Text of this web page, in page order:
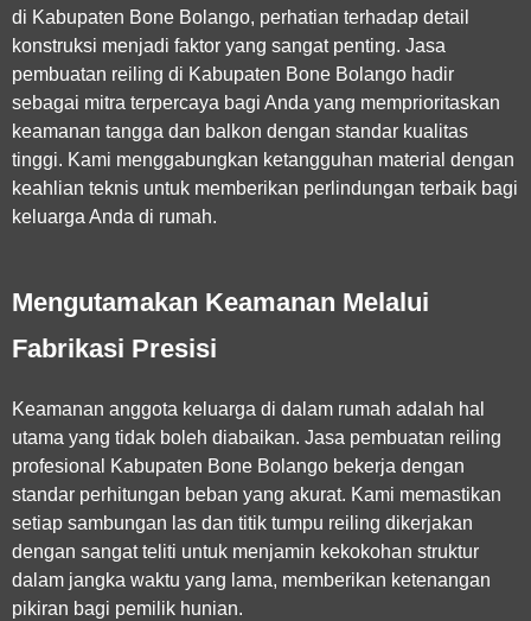
di Kabupaten Bone Bolango, perhatian terhadap detail
konstruksi menjadi faktor yang sangat penting. Jasa
pembuatan reiling di Kabupaten Bone Bolango hadir
sebagai mitra terpercaya bagi Anda yang memprioritaskan
keamanan tangga dan balkon dengan standar kualitas
tinggi. Kami menggabungkan ketangguhan material dengan
keahlian teknis untuk memberikan perlindungan terbaik bagi
keluarga Anda di rumah.
Mengutamakan Keamanan Melalui
Fabrikasi Presisi
Keamanan anggota keluarga di dalam rumah adalah hal
utama yang tidak boleh diabaikan. Jasa pembuatan reiling
profesional Kabupaten Bone Bolango bekerja dengan
standar perhitungan beban yang akurat. Kami memastikan
setiap sambungan las dan titik tumpu reiling dikerjakan
dengan sangat teliti untuk menjamin kekokohan struktur
dalam jangka waktu yang lama, memberikan ketenangan
pikiran bagi pemilik hunian.